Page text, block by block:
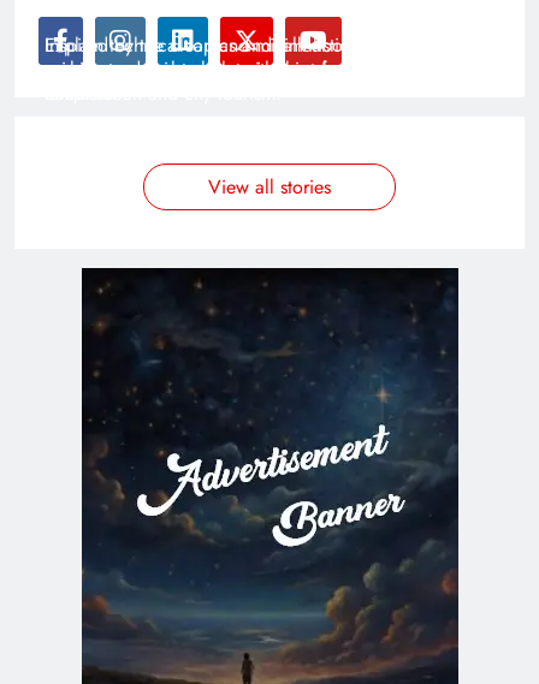
Inspired by the clean and minimalistic look of modern
architecture, this template is great for creating stories
Explain technical topics and talk about the latest in
science and technology with this clean and futuristic
View all stories